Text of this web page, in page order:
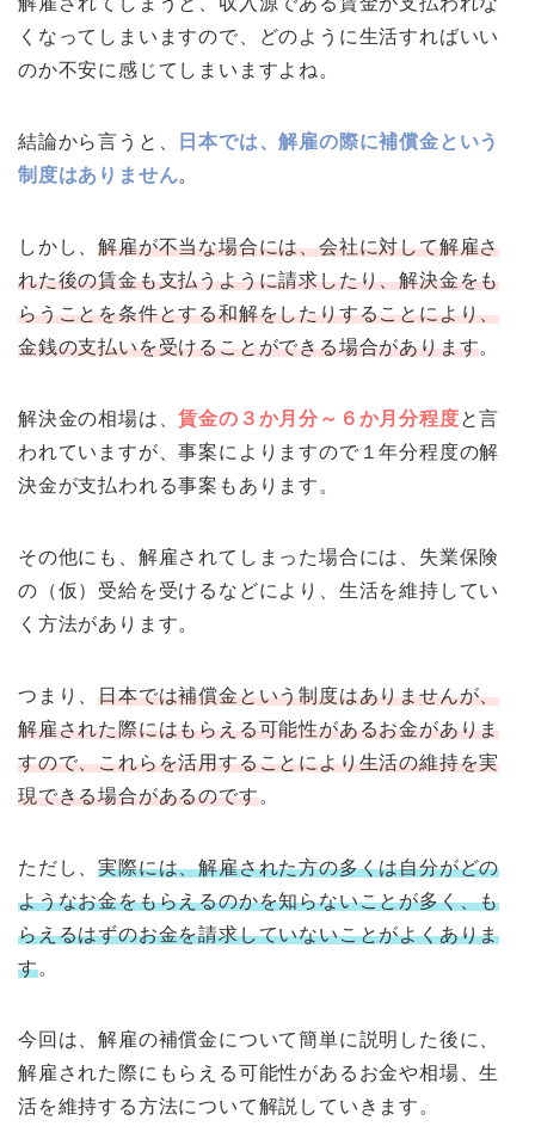
くなってしまいますので、どのように生活すればいい
のか不安に感じてしまいますよね。
結論から言うと、
日本では、解雇の際に補償金という
制度はありません。
しかし、解雇が不当な場合には、会社に対して解雇さ
れた後の賃金も支払うように請求したり、解決金をも
らうことを条件とする和解をしたりすることにより、
金銭の支払いを受けることができる場合があります。
解決金の相場は、賃金の３か月分～６か月分程度と言
われていますが、事案によりますので１年分程度の解
決金が支払われる事案もあります。
その他にも、解雇されてしまった場合には、失業保険
の（仮）受給を受けるなどにより、生活を維持してい
く方法があります。
つまり、日本では補償金という制度はありませんが、
解雇された際にはもらえる可能性があるお金がありま
すので、これらを活用することにより生活の維持を実
現できる場合があるのです。
ただし、実際には、解雇された方の多くは自分がどの
ようなお金をもらえるのかを知らないことが多く、も
らえるはずのお金を請求していないことがよくありま
す。
今回は、解雇の補償金について簡単に説明した後に、
解雇された際にもらえる可能性があるお金や相場、生
活を維持する方法について解説していきます。